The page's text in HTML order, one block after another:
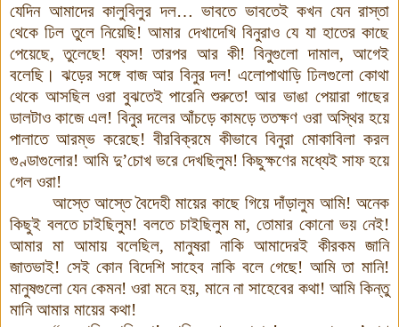
যেদিন আমাদের কালুবিলুর দল… ভাবতে ভাবতেই কখন যেন রাস্তা
থেকে ঢিল তুলে নিয়েছি!আমার দেখাদেখি বিনুরাও যে যা হাতের কাছে
পেয়েছে,তুলেছে!ব্যস!তারপর আর কী!বিনুগুলো দামাল, আগেই
বলেছি । ঝড়ের সঙ্গে বাজ আর বিনুর দল! এলোপাথাড়ি ঢিলগুলো কোথা
থেকে আসছিল ওরা বুঝতেই পারেনি শুরুতে!আর ভাঙা পেয়ারা গাছের
ডালটাও কাজে এল! বিনুর দলের আঁচড়ে কামড়ে ততক্ষণ ওরা অস্থির হয়ে
পালাতে আরম্ভ করেছে! বীরবিক্রমে কীভাবে বিনুরা মোকাবিলা করল
গুণ্ডাগুলোর! আমি দু’চোখ ভরে দেখছিলুম! কিছুক্ষণের মধ্যেই সাফ হয়ে
গেল ওরা!
আস্তে আস্তে বৈদেহী মায়ের কাছে গিয়ে দাঁড়ালুম আমি! অনেক
কিছুই বলতে চাইছিলুম!বলতে চাইছিলুম মা,তোমার কোনো ভয় নেই!
আমার মা আমায় বলেছিল, মানুষরা নাকি আমাদেরই কীরকম জানি
জাতভাই! সেই কোন বিদেশি সাহেব নাকি বলে গেছে! আমি তা মানি!
মানুষগুলো যেন কেমন!ওরা মনে হয়, মানে না সাহেবের কথা! আমি কিন্তু
মানি আমার মায়ের কথা!